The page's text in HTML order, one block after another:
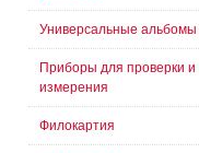
Универсальные альбомы
Приборы для проверки и
измерения
Филокартия